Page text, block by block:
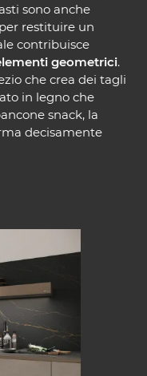
sono anche
restituire un
contribuisce
geometrici.
che crea dei tagli
in legno che
snack, la
decisamente